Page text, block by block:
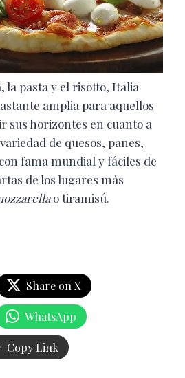
la pasta y el risotto, Italia
amplia para aquellos
sus horizontes en cuanto a
de quesos, panes,
fama mundial y fáciles de
de los lugares más
o tiramisú.
Share on X
WhatsApp
Copy Link